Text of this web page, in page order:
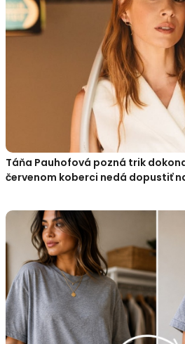
Táňa Pauhofová pozná trik
červenom koberci nedá dopustiť